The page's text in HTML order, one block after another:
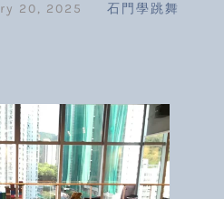
20, 2025 石門學跳舞